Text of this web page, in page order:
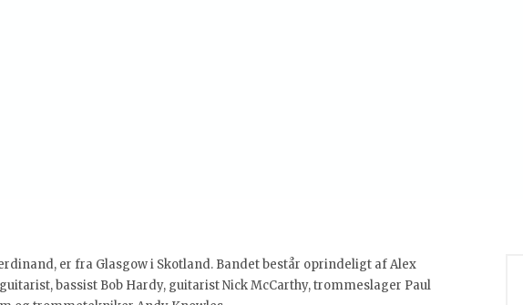
er fra Glasgow i Skotland. Bandet består oprindeligt af Alex
bassist Bob Hardy, guitarist Nick McCarthy, trommeslager Paul